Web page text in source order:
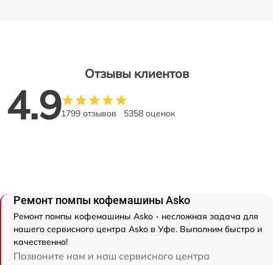
Отзывы клиентов
4.91799 отзывов 5358 оценок
Ремонт помпы кофемашины Asko
Ремонт помпы кофемашины Asko - несложная задача для
нашего сервисного центра Asko в Уфе. Выполним быстро и
качественно!
Позвоните нам и наш сервисного центра